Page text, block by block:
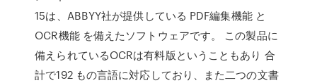
15は、ABBYY社が提供している PDF編集機能 と
OCR機能 を備えたソフトウェアです。 この製品に
備えられているOCRは有料版ということもあり 合
計で192 もの言語に対応しており、また二つの文書